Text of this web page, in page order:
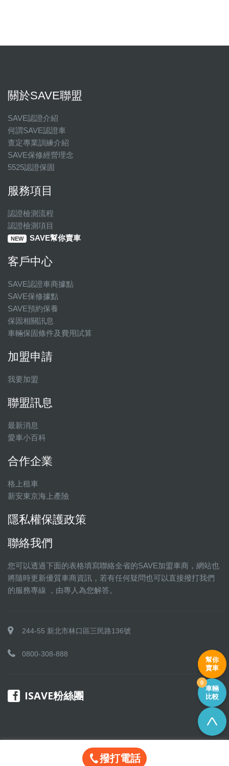
撥打電話
關於SAVE聯盟
SAVE認證介紹
何謂SAVE認證車
查定專業訓練介紹
SAVE保修經營理念
5525認證保固
服務項目
認證檢測流程
認證檢測項目
NEW SAVE幫你賣車
客戶中心
SAVE認證車商據點
SAVE保修據點
SAVE預約保養
保固相關訊息
車輛保固條件及費用試算
加盟申請
我要加盟
聯盟訊息
最新消息
愛車小百科
合作企業
格上租車
新安東京海上產險
隱私權保護政策
聯絡我們
您可以透過下面的表格填寫聯絡全省的SAVE加盟車商，網站也
將隨時更新優質車商資訊，若有任何疑問也可以直接撥打我們
的服務專線 ，由專人為您解答。
244-55 新北市林口區三民路136號
0800-308-888
ISAVE粉絲團
Copyright © 2016 SAVE 聯盟 All rights reserved.
幫你
賣車
車輛
比較
0